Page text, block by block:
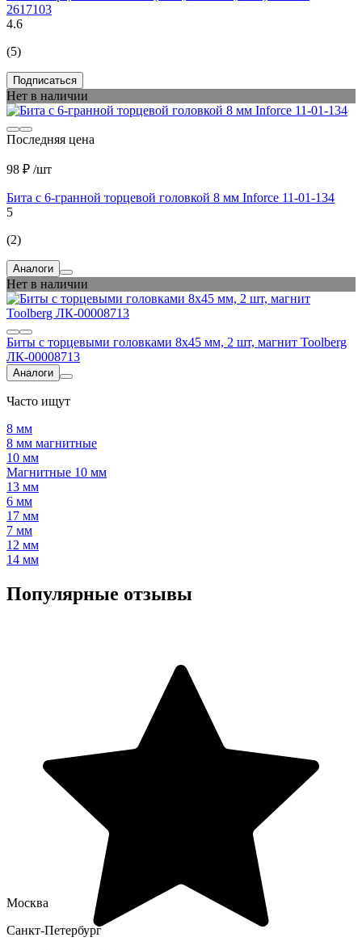
2617103
4.6
(5)
Подписаться
Нет в наличии
Последняя цена
98 ₽ /шт
Бита с 6-гранной торцевой головкой 8 мм Inforce 11-01-134
5
(2)
Аналоги
Нет в наличии
Биты с торцевыми головками 8x45 мм, 2 шт, магнит Toolberg
ЛК-00008713
Аналоги
Часто ищут
8 мм
8 мм магнитные
10 мм
Магнитные 10 мм
13 мм
6 мм
17 мм
7 мм
12 мм
14 мм
Популярные отзывы
Москва
Санкт-Петербург